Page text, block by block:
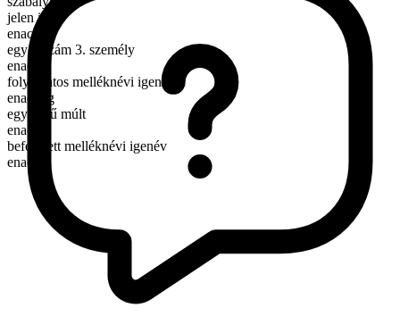
jelen idő
enact
egyes szám 3. személy
enacts
folyamatos melléknévi igenév
enacting
egyszerű múlt
enacted
befejezett melléknévi igenév
enacted